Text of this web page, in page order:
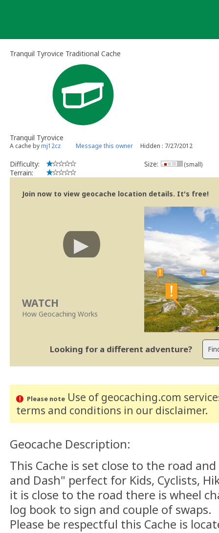
Tranquil Tyrovice Traditional Cache
Tranquil Tyrovice
A cache bymj12cz Message this owner Hidden : 7/27/2012
Difficulty:
Terrain:
Size: (small)
Join now to view geocache location details. It's free!
WATCH
How Geocaching Works
Looking for a different adventure?
Please noteUse of geocaching.com
terms and conditions in our disclaimer.
Geocache Description:
This Cache is set close to the road and
and Dash" perfect for Kids, Cyclists,
it is close to the road there is wheel
log book to sign and couple of swaps.
Please be respectful this Cache is